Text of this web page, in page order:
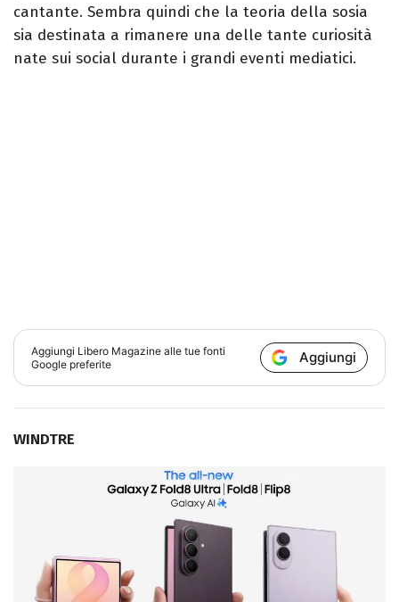
cantante. Sembra quindi che la teoria della sosia
sia destinata a rimanere una delle tante curiosità
nate sui social durante i grandi eventi mediatici.
Aggiungi Libero Magazine alle tue fonti
Google preferite
Aggiungi
WINDTRE